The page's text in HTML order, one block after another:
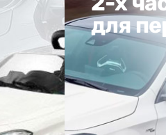
для